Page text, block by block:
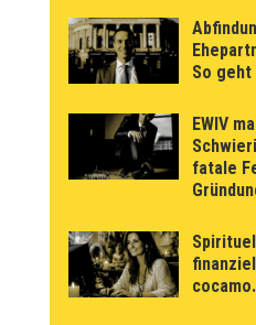
So
EWIV
fatale